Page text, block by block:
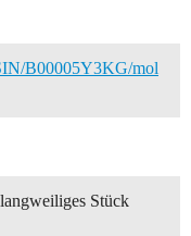
B00005Y3KG/mol
Stück